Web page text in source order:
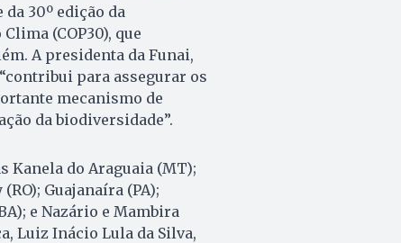
30º edição da
(COP30), que
A presidenta da Funai,
para assegurar os
mecanismo de
da biodiversidade”.
Kanela do Araguaia (MT);
Guajanaíra (PA);
e Nazário e Mambira
Luiz Inácio Lula da Silva,